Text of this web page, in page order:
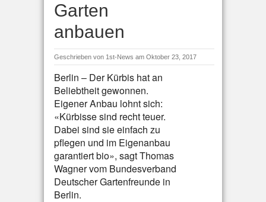
Garten
anbauen
Geschrieben von 1st-News am Oktober 23, 2017
Berlin – Der Kürbis hat an
Beliebtheit gewonnen.
Eigener Anbau lohnt sich:
«Kürbisse sind recht teuer.
Dabei sind sie einfach zu
pflegen und im Eigenanbau
garantiert bio», sagt Thomas
Wagner vom Bundesverband
Deutscher Gartenfreunde in
Berlin.